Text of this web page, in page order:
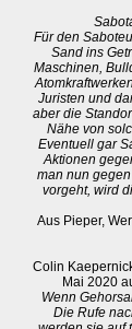
Für den
Sand ins
Maschinen,
Juristen und
aber die
Nähe von
Eventuell gar
Aktionen
man nun
vorgeht, wird
Aus Pieper,
Colin
Mai 2020
Wenn
Die Rufe